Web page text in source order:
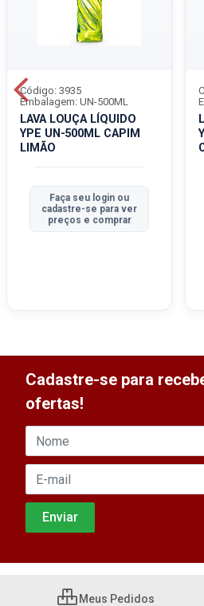
LAVA LOUÇA LÍQUIDO
YPE UN-500ML CAPIM
LIMÃO
Código: 3935
Embalagem: UN-500ML
Faça seu login ou
cadastre-se para ver
preços e comprar
Cadastre-se para
ofertas!
Meus Pedidos